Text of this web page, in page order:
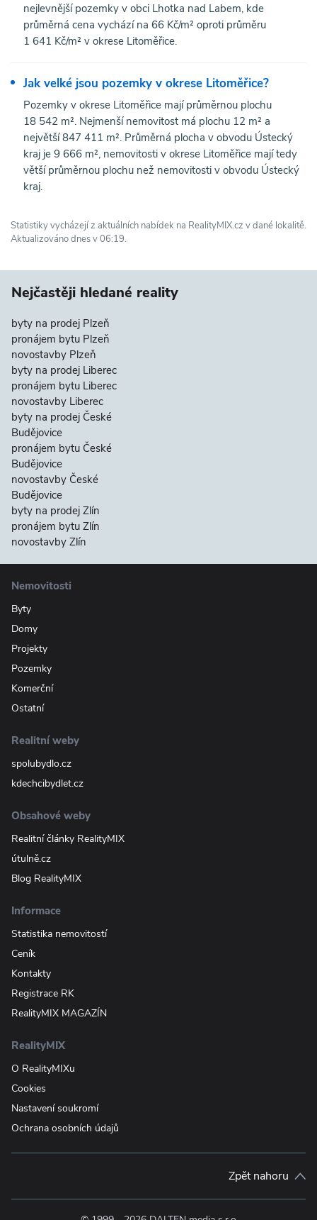
nejlevnější pozemky v obci Lhotka nad Labem, kde
průměrná cena vychází na 66 Kč/m² oproti průměru
1 641 Kč/m² v okrese Litoměřice.
Jak velké jsou pozemky v okrese Litoměřice?
Pozemky v okrese Litoměřice mají průměrnou plochu
18 542 m². Nejmenší nemovitost má plochu 12 m² a
největší 847 411 m². Průměrná plocha v obvodu Ústecký
kraj je 9 666 m², nemovitosti v okrese Litoměřice mají tedy
větší průměrnou plochu než nemovitosti v obvodu Ústecký
kraj.
Statistiky vycházejí z aktuálních nabídek na RealityMIX.cz v dané lokalitě.
Aktualizováno dnes v 06:19.
Nejčastěji hledané reality
byty na prodej Plzeň
pronájem bytu Plzeň
novostavby Plzeň
byty na prodej Liberec
pronájem bytu Liberec
novostavby Liberec
byty na prodej České
Budějovice
pronájem bytu České
Budějovice
novostavby České
Budějovice
byty na prodej Zlín
pronájem bytu Zlín
novostavby Zlín
Nemovitosti
Byty
Domy
Projekty
Pozemky
Komerční
Ostatní
Realitní weby
spolubydlo.cz
kdechcibydlet.cz
Obsahové weby
Realitní články RealityMIX
útulně.cz
Blog RealityMIX
Informace
Statistika nemovitostí
Ceník
Kontakty
Registrace RK
RealityMIX MAGAZÍN
RealityMIX
O RealityMIXu
Cookies
Nastavení soukromí
Ochrana osobních údajů
Zpět nahoru